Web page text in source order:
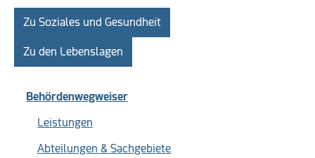
Zu Soziales und Gesundheit
Zu den Lebenslagen
Behördenwegweiser
Leistungen
Abteilungen & Sachgebiete